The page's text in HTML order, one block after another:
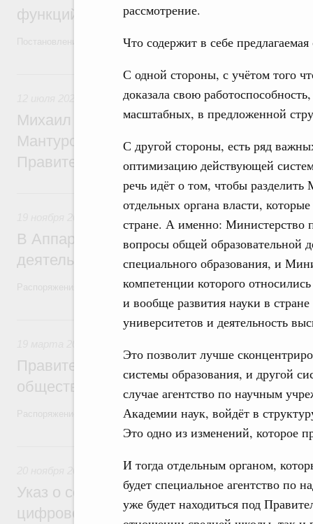
рассмотрение.
Что содержит в себе предлагаемая
С одной стороны, с учётом того
доказала свою
масштабных, в предложенной
С другой стороны, есть ряд
оптимизацию действующей
речь идёт о том, чтобы
отдельных органа власти,
стране. А именно: Министерство
вопросы общей образовательной
специального образования, и
компетенции которого
и вообще развития науки в
университетов и деятельность
Это позволит лучше
системы образования, и другой
случае агентство по научным
Академии наук, войдёт в
Это одно из изменений, которое
И тогда отдельным органом,
будет специальное агентство по
уже будет находиться под
функций Ростуризма
Постановление от 20 октября 2022 года №1864
12 июля 2022, вторник
Михаил Мишустин внёс в Госдуму
Мантурова на должность Заместителя
Правительства – Министра
19 ноября 2021, пятница
В Аппарате Правительства создан
деятельности
Распоряжения от 19 ноября 2021 года №3253-р и №3254-р
19 марта 2021, пятница
Правительство перезапустит работу с
общественностью
Распоряжение от 19 марта 2021 года №677-р
Указ о совершенствовании
цифрового развития, связи и массовых